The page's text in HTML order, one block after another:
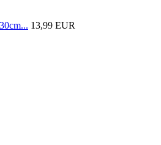
13,99 EUR